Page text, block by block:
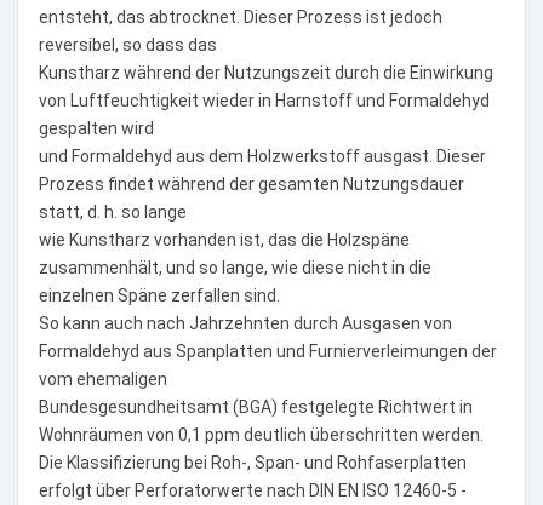
entsteht, das abtrocknet. Dieser Prozess ist jedoch
reversibel, so dass das
Kunstharz während der Nutzungszeit durch die Einwirkung
von Luftfeuchtigkeit wieder in Harnstoff und Formaldehyd
gespalten wird
und Formaldehyd aus dem Holzwerkstoff ausgast. Dieser
Prozess findet während der gesamten Nutzungsdauer
statt, d. h. so lange
wie Kunstharz vorhanden ist, das die Holzspäne
zusammenhält, und so lange, wie diese nicht in die
einzelnen Späne zerfallen sind.
So kann auch nach Jahrzehnten durch Ausgasen von
Formaldehyd aus Spanplatten und Furnierverleimungen der
vom ehemaligen
Bundesgesundheitsamt (BGA) festgelegte Richtwert in
Wohnräumen von 0,1 ppm deutlich überschritten werden.
Die Klassifizierung bei Roh-, Span- und Rohfaserplatten
erfolgt über Perforatorwerte nach DIN EN ISO 12460-5 -